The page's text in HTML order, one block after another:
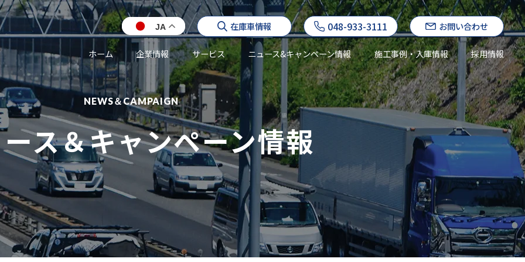
JA 在庫車情報 048-933-3111 お問い合わせ
ホーム 企業情報 サービス ニュース&キャンペーン情報 施工事例・入庫情報 採用情報
NEWS＆CAMPAIGN
ス＆キャンペーン情報